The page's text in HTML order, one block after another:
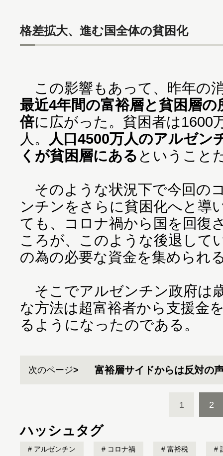
格差拡大、進む国全体の貧困化
この影響もあって、昨年の
最近4年間の富裕層と貧困層
倍に広がった。貧困者は1600
人。
人口4500万人のアルゼン
くが貧困層にある ということ
そのような状況下で今回の
ンチンをさらに貧困化へと導
ても、コロナ禍から国を回復
ころが、このような後退して
の為の必要な資金を集められ
そこでアルゼンチン政府は
な方法は超富裕者から支援金
るようになったのである。
次のページ 富裕層サイドからは反対の
1 2
ハッシュタグ
アルゼンチン コロナ禍 富裕税